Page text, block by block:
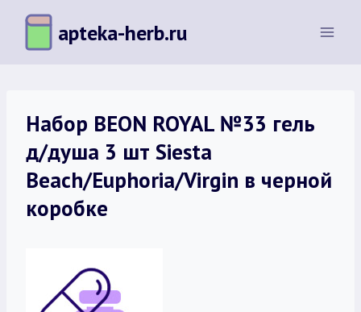
Перейти
содержимому
apteka-herb.ru
Набор BEON ROYAL №33 гель
д/душа 3 шт Siesta
Beach/Euphoria/Virgin в черной
коробке